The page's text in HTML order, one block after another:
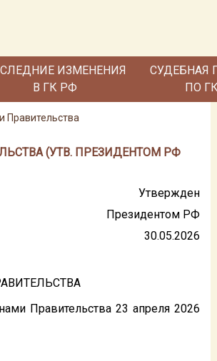
ИЗМЕНЕНИЯ
В ГК РФ
СУДЕБНАЯ
ПО
Правительства
(УТВ. ПРЕЗИДЕНТОМ РФ
Утвержден
Президентом РФ
30.05.2026
Правительства 23 апреля 2026